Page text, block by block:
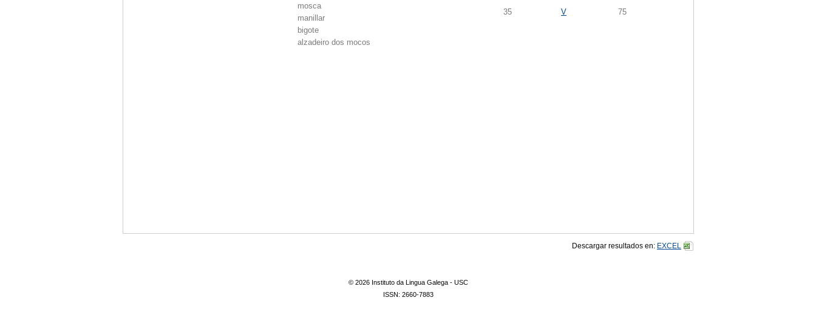
mosca
manillar
bigote
alzadeiro dos mocos
35 V 75
Descargar resultados en: EXCEL
© 2026 Instituto da Lingua Galega - USC
ISSN: 2660-7883